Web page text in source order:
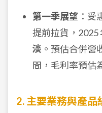
第一季展望 ：受
提前拉貨，2025
淡 。預估合併營
間，毛利率預估
2. 主要業務與產品